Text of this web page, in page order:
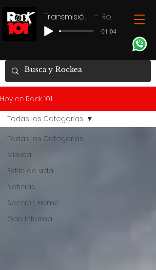
Transmisión en vivo Rock 101
-01:04
Hoy en Rock 101
Todas las Categorías
Música
Estilo de vida
Noticias
Seccion Home
Gob Informa
Todas las Categorías